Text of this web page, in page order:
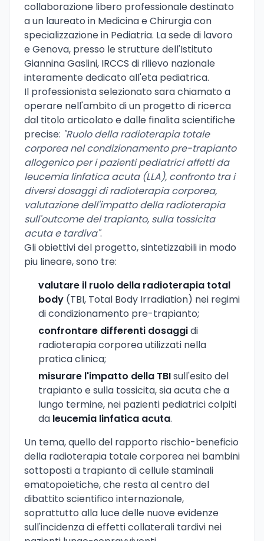
collaborazione libero professionale destinato
a un laureato in Medicina e Chirurgia con
specializzazione in Pediatria. La sede di lavoro
e Genova, presso le strutture dell'Istituto
Giannina Gaslini, IRCCS di rilievo nazionale
interamente dedicato all'eta pediatrica.
Il professionista selezionato sara chiamato a
operare nell'ambito di un progetto di ricerca
dal titolo articolato e dalle finalita scientifiche
precise: "Ruolo della radioterapia totale
corporea nel condizionamento pre-trapianto
allogenico per i pazienti pediatrici affetti da
leucemia linfatica acuta (LLA), confronto tra i
diversi dosaggi di radioterapia corporea,
valutazione dell'impatto della radioterapia
sull'outcome del trapianto, sulla tossicita
acuta e tardiva".
Gli obiettivi del progetto, sintetizzabili in modo
piu lineare, sono tre:
valutare il ruolo della radioterapia total
body (TBI, Total Body Irradiation) nei regimi
di condizionamento pre-trapianto;
confrontare differenti dosaggidi
radioterapia corporea utilizzati nella
pratica clinica;
misurare l'impatto della TBIsull'esito del
trapianto e sulla tossicita, sia acuta che a
lungo termine, nei pazienti pediatrici colpiti
da leucemia linfatica acuta.
Un tema, quello del rapporto rischio-beneficio
della radioterapia totale corporea nei bambini
sottoposti a trapianto di cellule staminali
ematopoietiche, che resta al centro del
dibattito scientifico internazionale,
soprattutto alla luce delle nuove evidenze
sull'incidenza di effetti collaterali tardivi nei